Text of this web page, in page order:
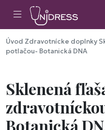
Úvod Zdravotnícke doplnky
potlačou- Botanická DNA
Sklenená
Botanická